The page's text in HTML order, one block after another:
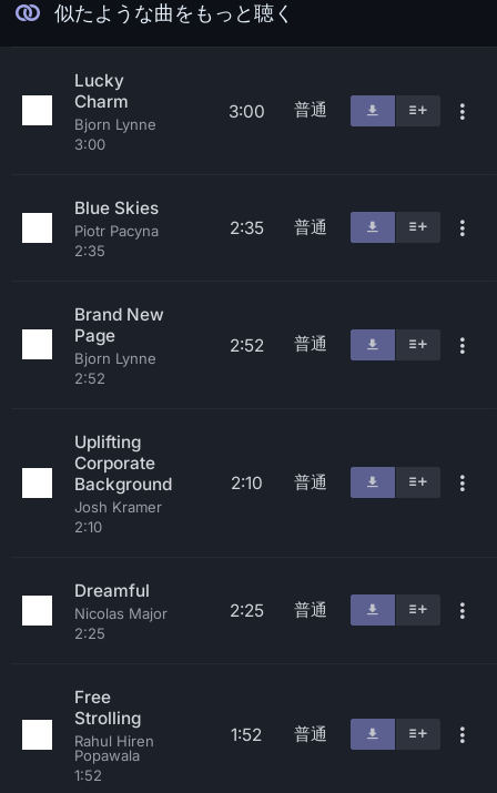
似たような曲をもっと聴く
Lucky
Charm
Bjorn Lynne
3:00
3:00 普通
Blue Skies
Piotr Pacyna
2:35
2:35 普通
Brand New
Page
Bjorn Lynne
2:52
2:52 普通
Uplifting
Corporate
Background
Josh Kramer
2:10
2:10 普通
Dreamful
Nicolas Major
2:25
2:25 普通
Free
Strolling
Rahul Hiren
Popawala
1:52
1:52 普通